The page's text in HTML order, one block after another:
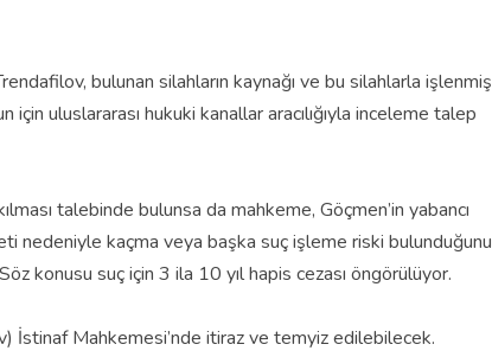
bulunan silahların kaynağı ve bu silahlarla işlenmiş
için uluslararası hukuki kanallar aracılığıyla inceleme talep
talebinde bulunsa da mahkeme, Göçmen’in yabancı
nedeniyle kaçma veya başka suç işleme riski bulunduğunu
konusu suç için 3 ila 10 yıl hapis cezası öngörülüyor.
İstinaf Mahkemesi’nde itiraz ve temyiz edilebilecek.